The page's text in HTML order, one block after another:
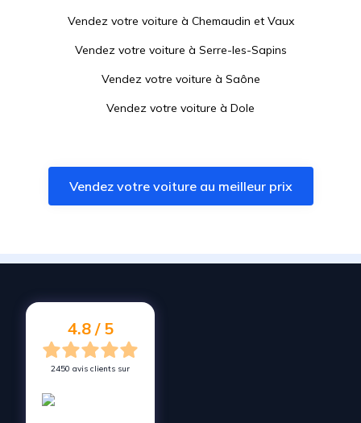
Vendez votre voiture à Chemaudin et Vaux
Vendez votre voiture à Serre-les-Sapins
Vendez votre voiture à Saône
Vendez votre voiture à Dole
Vendez votre voiture àPirey
Vendez votre voiture àDoubs
Vendez votre voiture à
Vendez votre voiture au meilleur prix
4.8 / 5
2450 avis clients sur